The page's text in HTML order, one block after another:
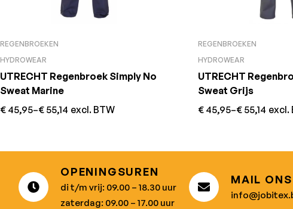
REGENBROEKEN
HYDROWEAR
UTRECHT Regenbroek Simply No
Sweat Marine
€ 45,95–€ 55,14 excl. BTW
REGENBROEKEN
HYDROWEAR
UTRECHT
Sweat Grijs
€ 45,95–€ 55,14 excl.
OPENINGSUREN
di t/m vrij: 09.00 – 18.30 uur
zaterdag: 09.00 – 17.00 uur
MAIL ONS